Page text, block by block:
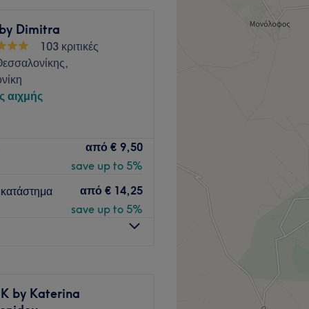
είναι ο χώρος που
εαυτό σου με υπηρεσίες
lift, brow lift και μασάζ.
και απόλαυσε το κάθε
που ταιριάζουν στο
Dimitra
103 κριτικές
αιχμής
από € 9,50
save up to 5%
από € 14,25
save up to 5%
by Katerina